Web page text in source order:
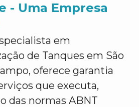
- Uma Empresa
em
de Tanques em São
oferece garantia
que executa,
das normas ABNT